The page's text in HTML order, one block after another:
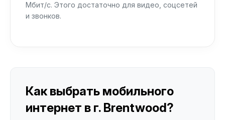
Мбит/с. Этого достаточно для видео, соцсетей
и звонков.
Как выбрать мобильного
интернет в г. Brentwood?